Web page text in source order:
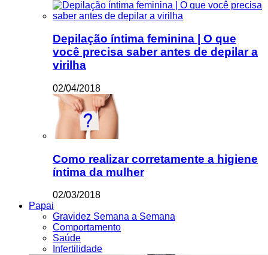
Depilação íntima feminina | O que
você precisa saber antes de depilar a
virilha
02/04/2018
Como realizar corretamente a higiene
íntima da mulher
02/03/2018
Papai
Gravidez Semana a Semana
Comportamento
Saúde
Infertilidade